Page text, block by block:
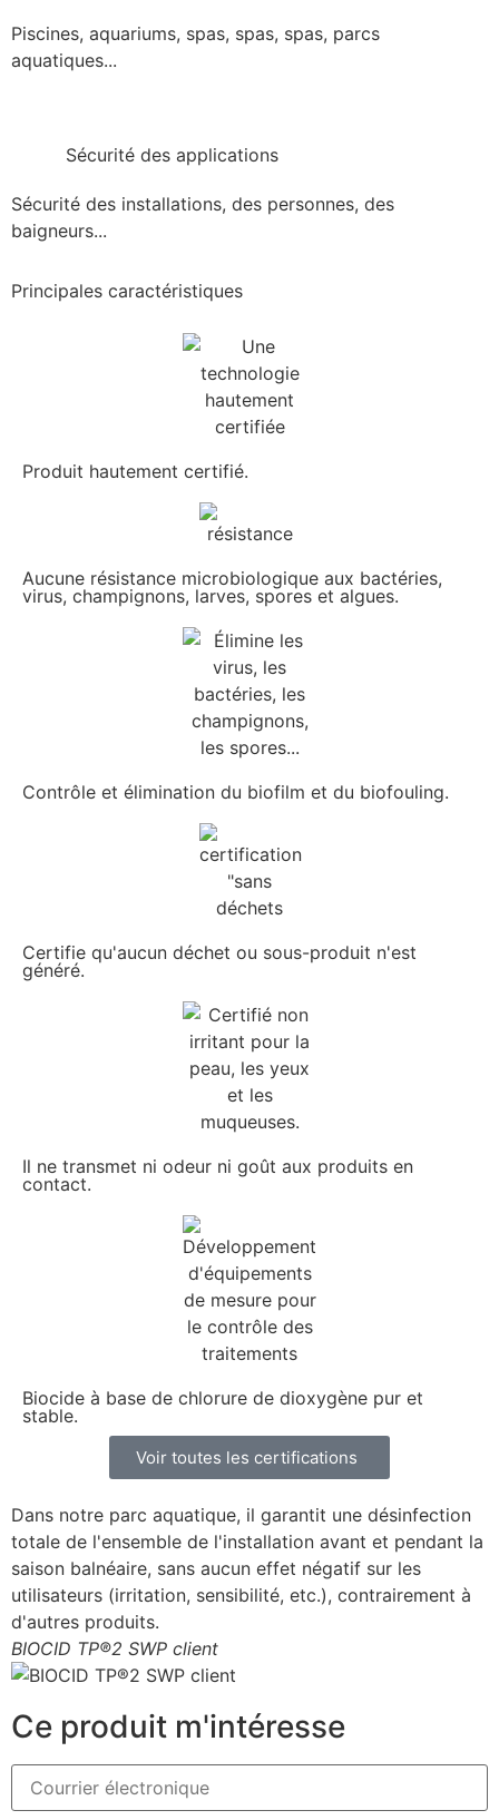
Piscines, aquariums, spas, spas, spas, parcs
aquatiques...
Sécurité des applications
Sécurité des installations, des personnes, des
baigneurs...
Principales caractéristiques
Produit hautement certifié.
Aucune résistance microbiologique aux bactéries,
virus, champignons, larves, spores et algues.
Contrôle et élimination du biofilm et du biofouling.
Certifie qu'aucun déchet ou sous-produit n'est
généré.
Il ne transmet ni odeur ni goût aux produits en
contact.
Biocide à base de chlorure de dioxygène pur et
stable.
Voir toutes les certifications
Dans notre parc aquatique, il garantit une désinfection
totale de l'ensemble de l'installation avant et pendant la
saison balnéaire, sans aucun effet négatif sur les
utilisateurs (irritation, sensibilité, etc.), contrairement à
d'autres produits.
BIOCID TP®2 SWP client
Ce produit m'intéresse